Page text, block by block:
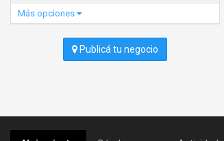
Más opciones
Publicá tu negocio